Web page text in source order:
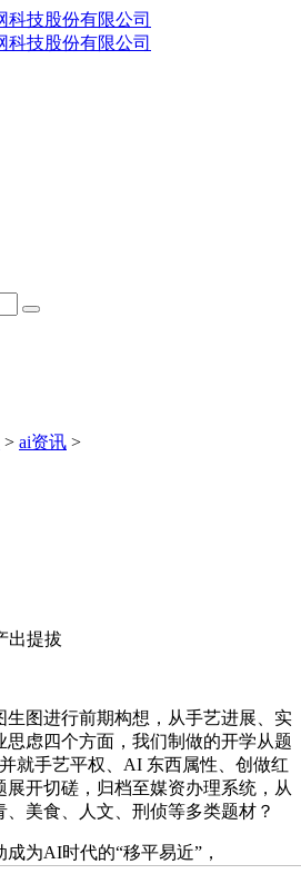
> ai资讯 >
出提拔
图进行前期构想，从手艺进展、实
思虑四个方面，我们制做的开学从题
就手艺平权、AI 东西属性、创做红
开切磋，归档至媒资办理系统，从
美食、人文、刑侦等多类题材？
AI时代的“移平易近”，